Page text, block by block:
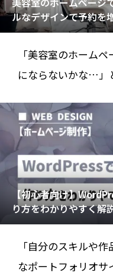
ルなデザインで予約を
「美容室のホーム
にならないかな…」
【初心者向け】
り方をわかりやすく解
「自分のスキルや
なポートフォリオ